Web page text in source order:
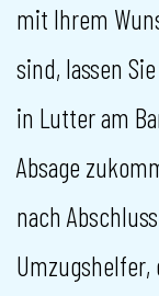
mit Ihrem
sind, lassen
in Lutter am
Absage
nach
Umzugshelfer,